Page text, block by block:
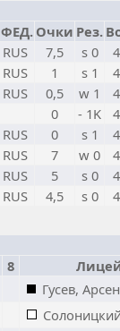
ФЕД. Очки Рез.
RUS 7,5 s 0
4
RUS 1 s 1
4
RUS 0,5 w 1
4
0 - 1K
4
RUS 0 s 1
4
RUS 7 w 0
4
RUS 5 s 0
4
RUS 4,5 s 0 4
8
Гусев,